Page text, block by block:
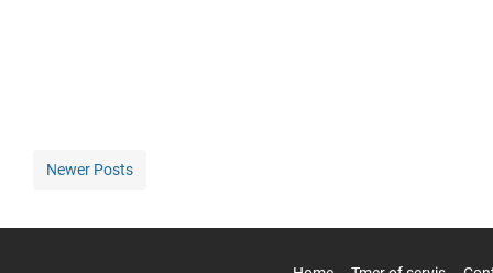
Newer Posts